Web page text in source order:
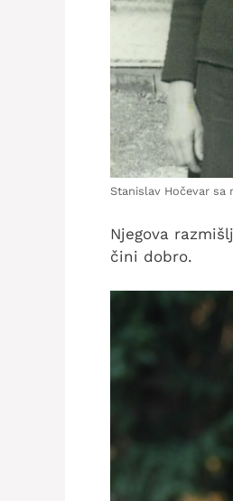
Stanislav Hočevar sa
Njegova
čini dobro.